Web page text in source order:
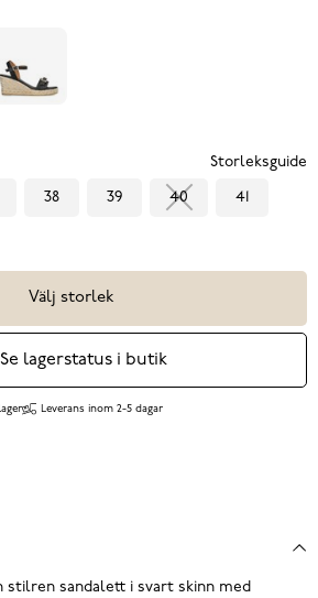
Storleksguide
38 39 40 41
Välj storlek
Se lagerstatus i butik
lager Leverans inom 2-5 dagar
stilren sandalett i svart skinn med